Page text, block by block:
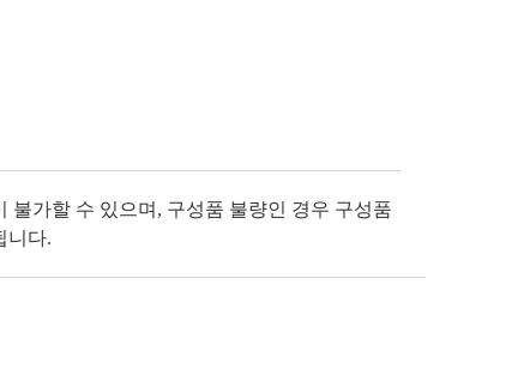
불가할 수 있으며, 구성품 불량인 경우 구성품
니다.